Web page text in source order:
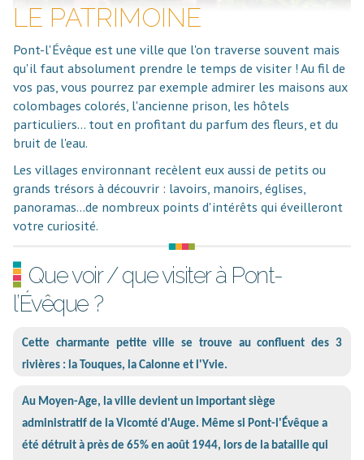
LE PATRIMOINE
Pont-l'Évêque est une ville que l'on traverse souvent mais
qu'il faut absolument prendre le temps de visiter ! Au fil de
vos pas, vous pourrez par exemple admirer les maisons aux
colombages colorés, l'ancienne prison, les hôtels
particuliers... tout en profitant du parfum des fleurs, et du
bruit de l'eau.
Les villages environnant recèlent eux aussi de petits ou
grands trésors à découvrir : lavoirs, manoirs, églises,
panoramas...de nombreux points d'intérêts qui éveilleront
votre curiosité.
Que voir / que visiter à Pont-
l’Évêque ?
Cette charmante petite ville se trouve au confluent des 3
rivières : la Touques, la Calonne et l'Yvie.
Au Moyen-Age, la ville devient un important siège
administratif de la Vicomté d'Auge. Même si Pont-l'Évêque a
été détruit à près de 65% en août 1944, lors de la bataille qui